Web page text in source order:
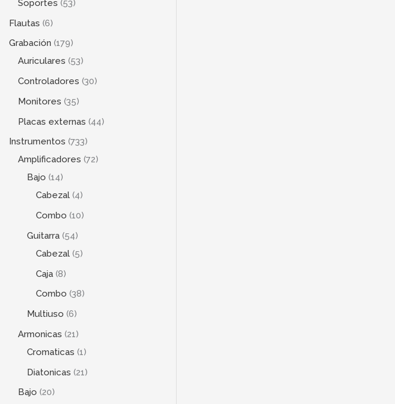
Soportes 53
Flautas 6
Grabación 179
Auriculares 53
Controladores 30
Monitores 35
Placas externas 44
Instrumentos 733
Amplificadores 72
Bajo 14
Cabezal 4
Combo 10
Guitarra 54
Cabezal 5
Caja 8
Combo 38
Multiuso 6
Armonicas 21
Cromaticas 1
Diatonicas 21
Bajo 20